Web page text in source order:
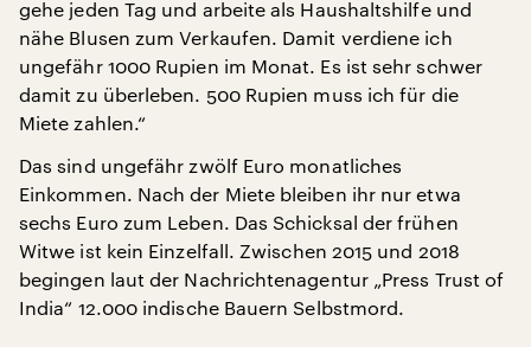
gehe jeden Tag und arbeite als Haushaltshilfe und
nähe Blusen zum Verkaufen. Damit verdiene ich
ungefähr 1000 Rupien im Monat. Es ist sehr schwer
damit zu überleben. 500 Rupien muss ich für die
Miete zahlen.“
Das sind ungefähr zwölf Euro monatliches
Einkommen. Nach der Miete bleiben ihr nur etwa
sechs Euro zum Leben. Das Schicksal der frühen
Witwe ist kein Einzelfall. Zwischen 2015 und 2018
begingen laut der Nachrichtenagentur „Press Trust of
India“ 12.000 indische Bauern Selbstmord.